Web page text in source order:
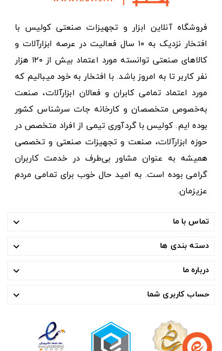
فروشگاه آنلاین ابزار و تجهیزات صنعتی کولیس با
افتخار نزدیک به ۱۰ سال فعالیت در عرصه ابزارآلات و
کالاهای صنعتی توانسته مورد اعتماد بیش از ۱۲۰ هزار
نفر کاربر تا به امروز باشد. با افتخار به خود میبالیم که
مورد اعتماد تمامی کابران و فعالان ابزارآلات، صنعت
به‌خصوص متخصصان و کارخانه جات سرشناس کشور
بوده ایم. کولیس با گردآوری تیمی از افراد متخصص در
حوزه ابزارآلات، صنعت و تجهیزات صنعتی و تخصصی
همیشه به عنوان مشاور بی‌طرف در خدمت کاربران
گرامی بوده است. به امید حال خوب برای تمامی مردم
عزیزمان.
تماس با ما 
دسته بندی ها 
درباره ما 
حساب کاربری شما 